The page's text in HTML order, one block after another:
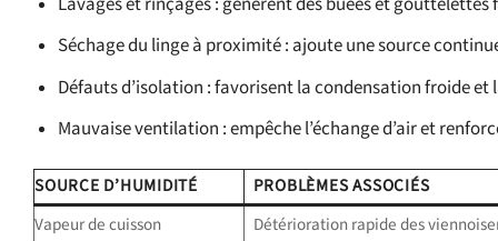
Séchage du linge à proximité : ajoute une source
Défauts d’isolation : favorisent la condensation froide
Mauvaise ventilation : empêche l’échange d’air et
SOURCE D’HUMIDITÉ
PROBLÈMES ASSOCIÉS
Vapeur de cuisson
Détérioration rapide des